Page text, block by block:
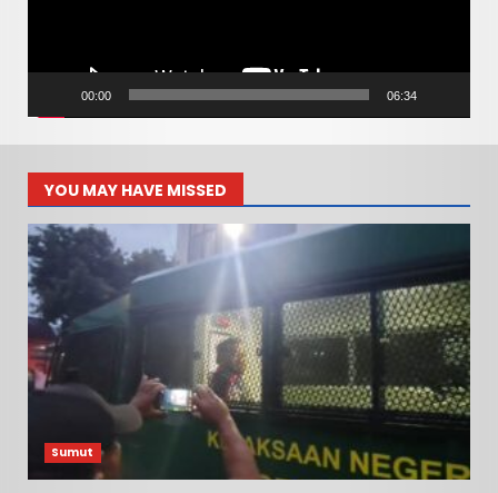
00:00 06:34
YOU MAY HAVE MISSED
Sumut